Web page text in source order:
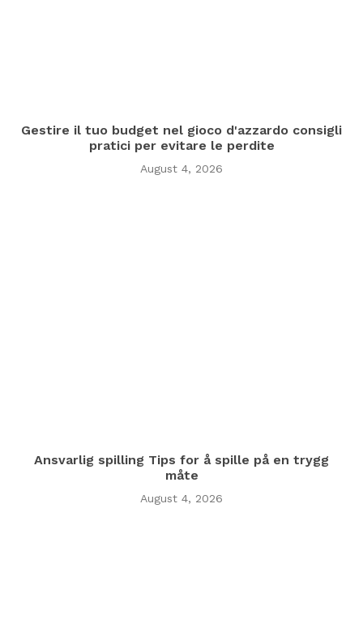
Gestire il tuo budget nel gioco d'azzardo consigli
pratici per evitare le perdite
August 4, 2026
Ansvarlig spilling Tips for å spille på en trygg
måte
August 4, 2026